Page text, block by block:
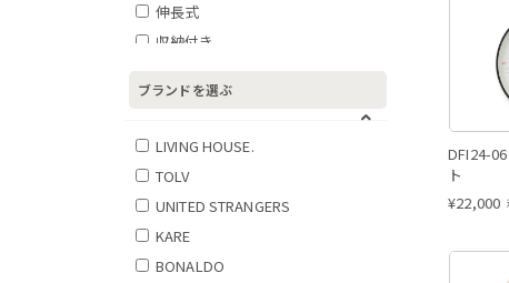
伸長式
収納付き
スタッキング可能
ブランドを選ぶ
LIVING HOUSE.
TOLV
UNITED STRANGERS
KARE
BONALDO
DFI24-
ト
¥22,000